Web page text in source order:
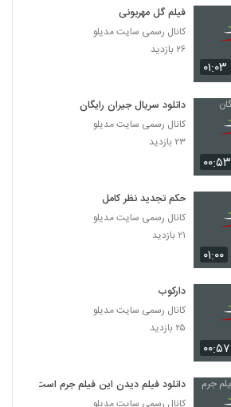
دانلود فیلم بیتابی بیتا
۵,۸۵۶ بازدید
دانلود فیلم سیانور با لینک مستقیم و کیفیت
دانلود فیلم پله آخر
۱,۸۲۲ بازدید
دانلود فیلم امروز با کیفیت عالی
۱,۳۲۴ بازدید
دانلود فیلم سینمایی مجردها
دانلود فیلم ایرانی لاک قرمز
۳,۳۵۸ بازدید
۰۱:۰۳
فیلم گل مهربونی
کانال رسمی سایت مدیلو
۲۶ بازدید
۰۰:۵۳
دانلود سریال جیران رایگان
کانال رسمی سایت مدیلو
۲۳ بازدید
۰۱:۰۰
حکم تجدید نظر کامل
کانال رسمی سایت مدیلو
۲۱ بازدید
۰۰:۵۷
دارکوب
کانال رسمی سایت مدیلو
۲۵ بازدید
دانلود فیلم دیدن این فیلم جرم است
کانال رسمی سایت مدیلو